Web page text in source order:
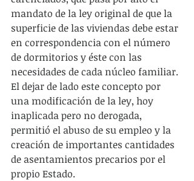
mandato de la ley original de que la
superficie de las viviendas debe estar
en correspondencia con el número
de dormitorios y éste con las
necesidades de cada núcleo familiar.
El dejar de lado este concepto por
una modificación de la ley, hoy
inaplicada pero no derogada,
permitió el abuso de su empleo y la
creación de importantes cantidades
de asentamientos precarios por el
propio Estado.